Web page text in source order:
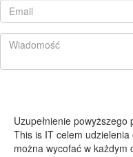
Uzupełnienie
This is IT celem
można wycofać w każdym